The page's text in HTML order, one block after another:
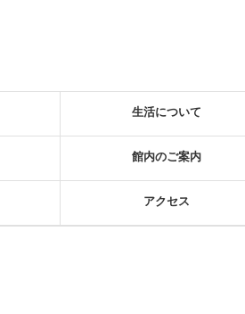
生活について
館内のご案内
アクセス